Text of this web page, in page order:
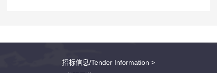
招标信息/Tender Information >